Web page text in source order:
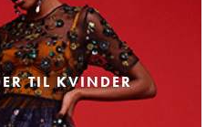
TIL KVINDER